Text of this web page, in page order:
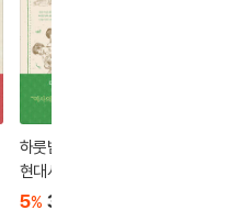
하룻밤에 읽는 한국 근
현대사 (큰글자책)
5% 33,250